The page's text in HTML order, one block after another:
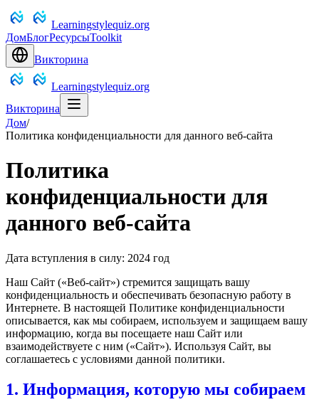
Learningstylequiz.org
ДомБлогРесурсыToolkit
Викторина
Learningstylequiz.org
Викторина
Дом/
Политика конфиденциальности для данного веб-сайта
Политика
конфиденциальности для
данного веб-сайта
Дата вступления в силу: 2024 год
Наш Сайт («Веб-сайт») стремится защищать вашу
конфиденциальность и обеспечивать безопасную работу в
Интернете. В настоящей Политике конфиденциальности
описывается, как мы собираем, используем и защищаем вашу
информацию, когда вы посещаете наш Сайт или
взаимодействуете с ним («Сайт»). Используя Сайт, вы
соглашаетесь с условиями данной политики.
1. Информация, которую мы собираем